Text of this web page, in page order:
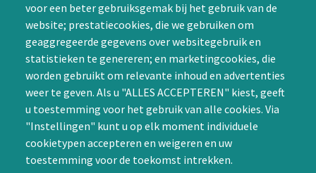
voor een beter gebruiksgemak bij het gebruik van de
website; prestatiecookies, die we gebruiken om
geaggregeerde gegevens over websitegebruik en
statistieken te genereren; en marketingcookies, die
worden gebruikt om relevante inhoud en advertenties
weer te geven. Als u "ALLES ACCEPTEREN" kiest, geeft
u toestemming voor het gebruik van alle cookies. Via
"Instellingen" kunt u op elk moment individuele
cookietypen accepteren en weigeren en uw
toestemming voor de toekomst intrekken.
CAPTCHA Word lid
Contact
Nienoord 5, 1112 XE Diemen